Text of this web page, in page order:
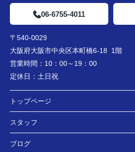
06-6755-4011
〒540-0029
大阪府大阪市中央区本町橋6-18 1階
営業時間： 10：00～19：00
定休日： 土日祝
トップページ
スタッフ
ブログ